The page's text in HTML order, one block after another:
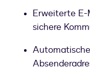
Erweiterte
sichere